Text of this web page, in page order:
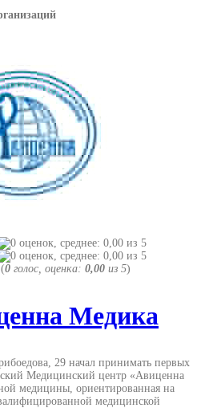
(0 голос, оценка: 0,00 из 5)
Медика
29 начал принимать первых
Медицинский центр «Авиценна
медицины, ориентированная на
медицинской